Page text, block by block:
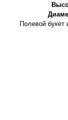
Полевой букет